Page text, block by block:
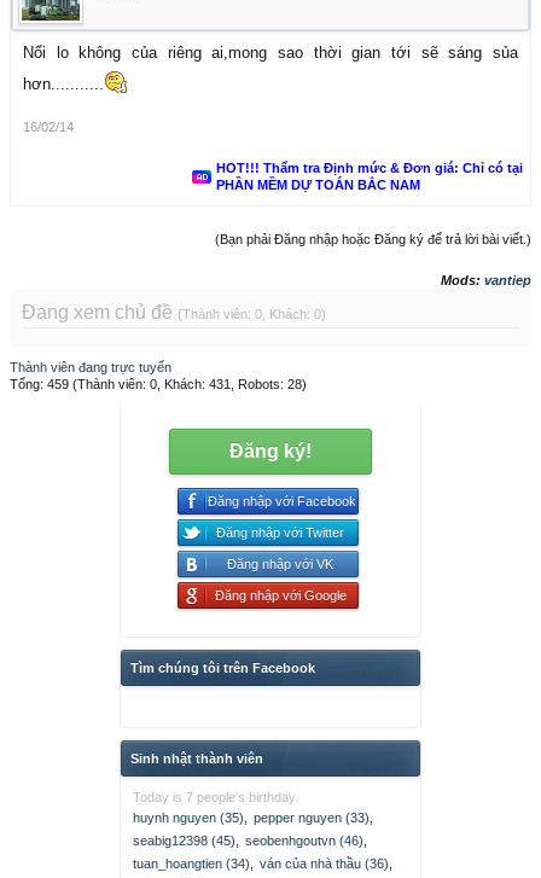
Nổi lo không của riêng ai,mong sao thời gian tới sẽ sáng sủa
hơn...........
16/02/14
HOT!!! Thẩm tra Định mức & Đơn giá: Chỉ có tại
PHẦN MỀM DỰ TOÁN BẮC NAM
(Bạn phải Đăng nhập hoặc Đăng ký để trả lời bài viết.)
Mods: vantiep
Đang xem chủ đề (Thành viên: 0, Khách: 0)
Thành viên đang trực tuyến
Tổng: 459 (Thành viên: 0, Khách: 431, Robots: 28)
Đăng ký!
Đăng nhập với Facebook
Đăng nhập với Twitter
Đăng nhập với VK
Đăng nhập với Google
Tìm chúng tôi trên Facebook
Sinh nhật thành viên
Today is 7 people's birthday.
huynh nguyen (35)
pepper nguyen (33)
seabig12398 (45)
seobenhgoutvn (46)
tuan_hoangtien (34)
ván của nhà thầu (36)